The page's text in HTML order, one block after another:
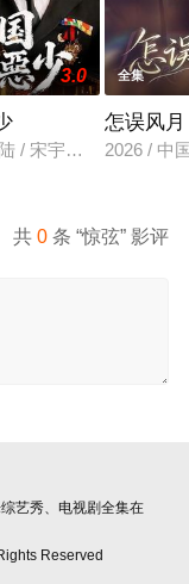
营
3.0
/ 宋宇欣＆陈楚洹
全集
怎误风月
2026 / 中
共0 条 “惊弦” 影评
艺秀、电视剧全集在
Reserved